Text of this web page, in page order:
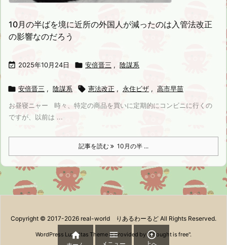
10月の半ばを境に近所の外国人が減ったのは入管法改正
の影響なのだろう
 2025年10月24日  安倍晋三 , 陰謀系
 安倍晋三 , 陰謀系  憲法改正 , 永住ビザ , 高市早苗
お昼寝ニャー 時々、特定の商品を買いに定期的にコンビニに行くの
ですが、以前は ...
記事を読む 10月の半 ...
Copyright © 2017-2026 real-world りあるわーるど All Rights Reserved.
WordPress Luxeritas Theme is provided by "Thought is free".
 
メニュー

上へ